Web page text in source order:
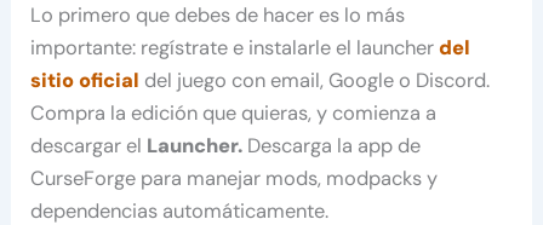
Lo primero que debes de hacer es lo más
importante: regístrate e instalarle el launcherdel
sitio oficial del juego con email, Google o Discord.
Compra la edición que quieras, y comienza a
descargar el Launcher. Descarga la app de
CurseForge para manejar mods, modpacks y
dependencias automáticamente.